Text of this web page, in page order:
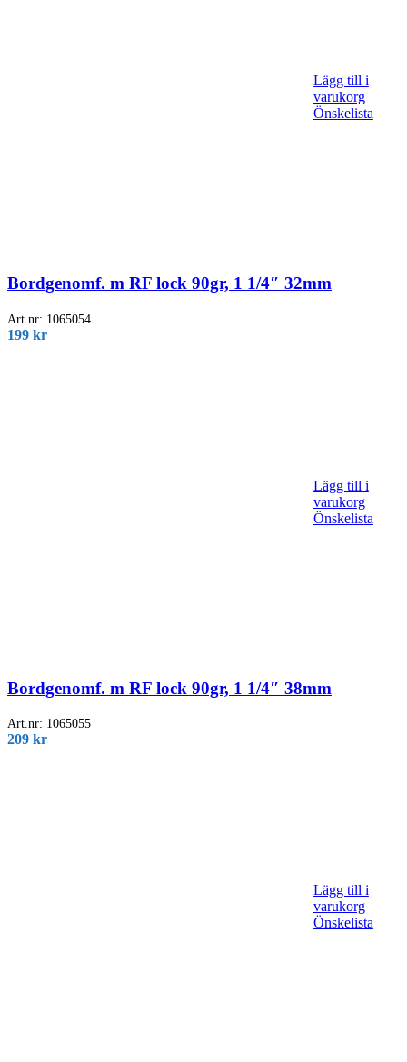
Lägg till i
varukorg
Önskelista
Bordgenomf. m RF lock 90gr, 1 1/4″ 32mm
Art.nr: 1065054
199 kr
Lägg till i
varukorg
Önskelista
Bordgenomf. m RF lock 90gr, 1 1/4″ 38mm
Art.nr: 1065055
209 kr
Lägg till i
varukorg
Önskelista